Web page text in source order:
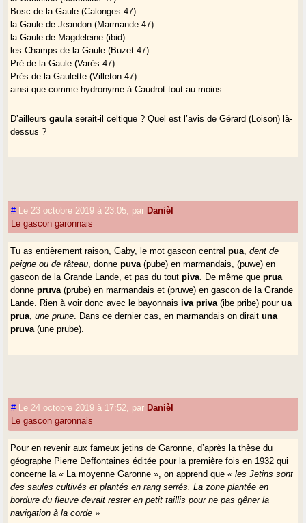
Bosc de la Gaule (Calonges 47)
la Gaule de Jeandon (Marmande 47)
la Gaule de Magdeleine (ibid)
les Champs de la Gaule (Buzet 47)
Pré de la Gaule (Varès 47)
Prés de la Gaulette (Villeton 47)
ainsi que comme hydronyme à Caudrot tout au moins
D’ailleursgaula serait-il celtique ? Quel est l’avis de Gérard (Loison) là-
dessus ?
# Le 23 octobre 2019 à 23:05 par Danièl
Le gascon garonnais
Tu as entièrement raison, Gaby, le mot gascon centralpua ,dent de
peigne ou de râteau , donnepuva (pube) en marmandais, (puwe) en
gascon de la Grande Lande, et pas du toutpiva . De même queprua
donnepruva (prube) en marmandais et (pruwe) en gascon de la Grande
Lande. Rien à voir donc avec le bayonnaisiva priva (ibe pribe) pourua
prua ,une prune . Dans ce dernier cas, en marmandais on diraituna
pruva (une prube).
# Le 24 octobre 2019 à 17:52 par Danièl
Le gascon garonnais
Pour en revenir aux fameux jetins de Garonne, d’après la thèse du
géographe Pierre Deffontaines éditée pour la première fois en 1932 qui
concerne la « La moyenne Garonne », on apprend que« les Jetins sont
des saules cultivés et plantés en rang serrés. La zone plantée en
bordure du fleuve devait rester en petit taillis pour ne pas gêner la
navigation à la corde »